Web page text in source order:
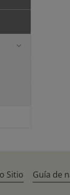
Sitio Guía de